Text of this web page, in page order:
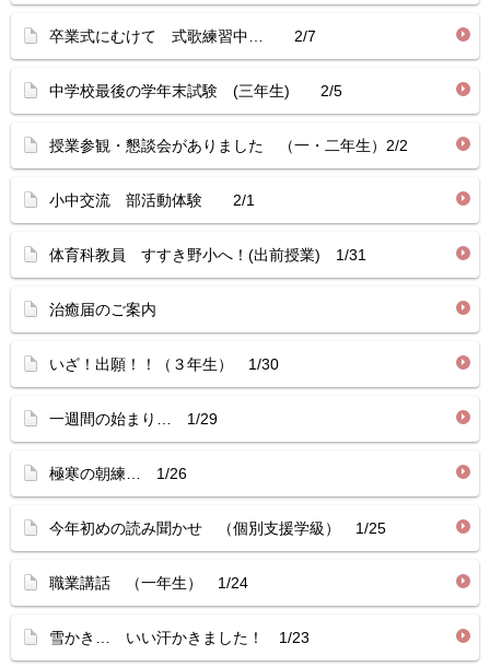
卒業式にむけて 式歌練習中… 2/7
中学校最後の学年末試験 (三年生) 2/5
授業参観・懇談会がありました （一・二年生）2/2
小中交流 部活動体験 2/1
体育科教員 すすき野小へ！(出前授業) 1/31
治癒届のご案内
いざ！出願！！（３年生） 1/30
一週間の始まり… 1/29
極寒の朝練… 1/26
今年初めの読み聞かせ （個別支援学級） 1/25
職業講話 （一年生） 1/24
雪かき… いい汗かきました！ 1/23